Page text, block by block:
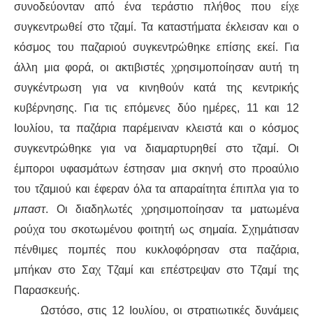
συνοδεύονταν από ένα τεράστιο πλήθος που είχε
συγκεντρωθεί στο τζαμί. Τα καταστήματα έκλεισαν και ο
κόσμος του παζαριού συγκεντρώθηκε επίσης εκεί. Για
άλλη μια φορά, οι ακτιβιστές χρησιμοποίησαν αυτή τη
συγκέντρωση για να κινηθούν κατά της κεντρικής
κυβέρνησης. Για τις επόμενες δύο ημέρες, 11 και 12
Ιουλίου, τα παζάρια παρέμειναν κλειστά και ο κόσμος
συγκεντρώθηκε για να διαμαρτυρηθεί στο τζαμί. Οι
έμποροι υφασμάτων έστησαν μια σκηνή στο προαύλιο
του τζαμιού και έφεραν όλα τα απαραίτητα έπιπλα για το
μπαστ. Οι διαδηλωτές χρησιμοποίησαν τα ματωμένα
ρούχα του σκοτωμένου φοιτητή ως σημαία. Σχημάτισαν
πένθιμες πομπές που κυκλοφόρησαν στα παζάρια,
μπήκαν στο Σαχ Τζαμί και επέστρεψαν στο Τζαμί της
Παρασκευής.
Ωστόσο, στις 12 Ιουλίου, οι στρατιωτικές δυνάμεις